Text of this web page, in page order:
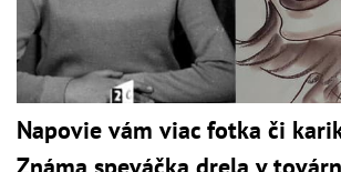
Napovie vám viac fotka či